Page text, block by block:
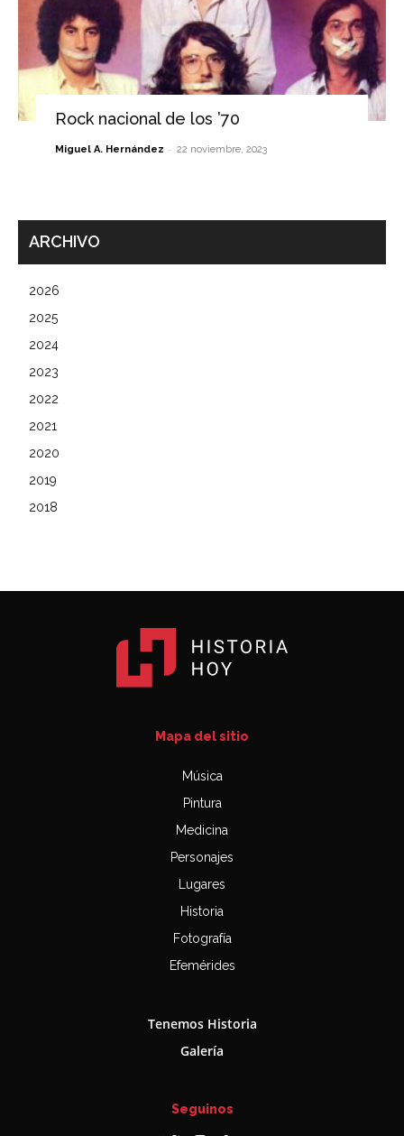
Rock nacional de los ’70
Miguel A. Hernández - 22 noviembre, 2023
ARCHIVO
2026
2025
2024
2023
2022
2021
2020
2019
2018
Mapa del sitio
Música
Pintura
Medicina
Personajes
Lugares
Historia
Fotografía
Efemérides
Tenemos Historia
Galería
Seguinos